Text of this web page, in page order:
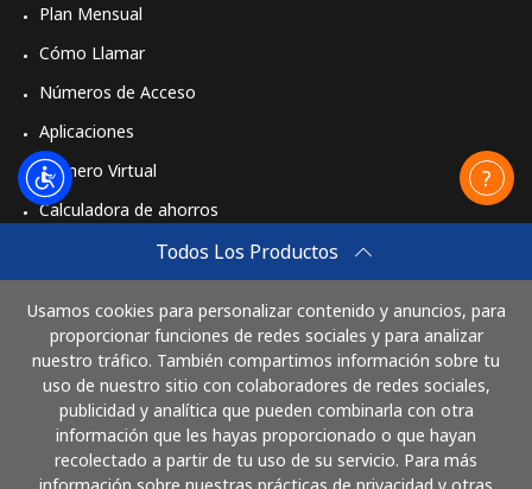
Todos Los Productos
Usamos cookies para personalizar contenido y anuncios, para
proporcionar funciones de redes sociales y para analizar
nuestro tráfico. También compartimos información sobre tu
uso de nuestro sitio con colaboradores de redes sociales,
publicidad y analítica que pueden combinarla con otra
información que les hayas proporcionado o que hayan
recolectado a partir de tu uso de su servicio. Para más
Plan Mensual
Cómo Llamar
Números de Acceso
Aplicaciones
Número Virtual
Calculadora de ahorros
Comprar
Cómo funciona
Paga con